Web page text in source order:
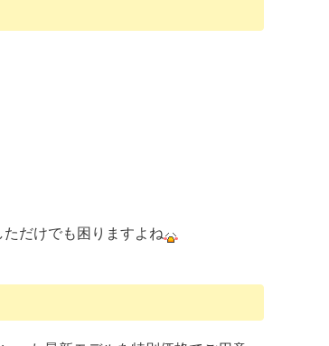
だけでも困りますよね